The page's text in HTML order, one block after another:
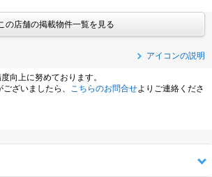
この店舗の掲載物件一覧を見る
アイコンの説明
向上に努めております。
ざいましたら、
こちらのお問合せよりご連絡くださ